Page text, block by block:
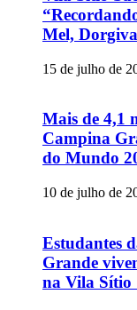
Mel,
15 de julho de
Mais de 4,1
Campina
do Mundo
10 de julho de
Estudantes
Grande
na Vila Sítio